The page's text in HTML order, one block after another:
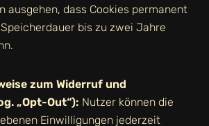
ausgehen, dass Cookies permanent
bis zu zwei Jahre
zum Widerruf und
„Opt-Out“): Nutzer können die
Einwilligungen jederzeit